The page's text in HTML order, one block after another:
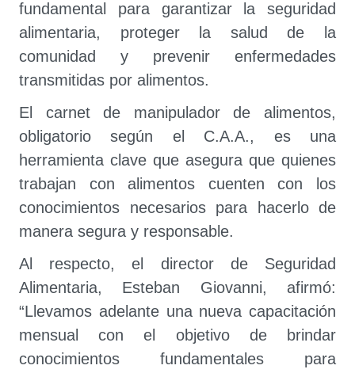
fundamental para garantizar la seguridad
alimentaria, proteger la salud de la
comunidad y prevenir enfermedades
transmitidas por alimentos.
El carnet de manipulador de alimentos,
obligatorio según el C.A.A., es una
herramienta clave que asegura que quienes
trabajan con alimentos cuenten con los
conocimientos necesarios para hacerlo de
manera segura y responsable.
Al respecto, el director de Seguridad
Alimentaria, Esteban Giovanni, afirmó:
“Llevamos adelante una nueva capacitación
mensual con el objetivo de brindar
conocimientos fundamentales para